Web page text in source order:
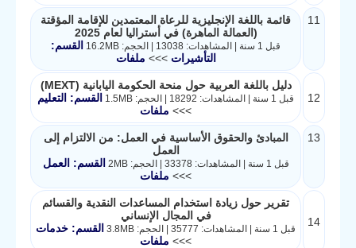
11
قائمة باللغة الإنجليزية للرعاة المعتمدين للإقامة المؤقتة
(العمالة الماهرة) في أستراليا لعام 2025
قبل 1 سنة | المشاهدات: 13038 | الحجم: 16.2MB
القسم:
التأشيرات>>> ملفات
12
دليل باللغة العربية حول منحة الحكومة اليابانية (MEXT)
قبل 1 سنة | المشاهدات: 18292 | الحجم: 1.5MB
القسم: التعليم
>>> ملفات
13
المبادئ والحقوق الأساسية في العمل: من الالتزام إلى
العمل
قبل 1 سنة | المشاهدات: 33378 | الحجم: 2MB
القسم: العمل
>>> ملفات
14
تقرير حول زيادة استخدام المساعدات النقدية والقسائم
في المجال الإنساني
قبل 1 سنة | المشاهدات: 35777 | الحجم: 3.8MB
القسم: خدمات
>>> ملفات